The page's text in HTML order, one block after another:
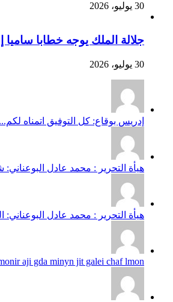
30 يوليو، 2026
جلالة الملك يوجه خطابا
30 يوليو، 2026
إدريس بوقاع: كل التوفيق اتمناه لكم...
هيأة التحرير : محمد عادل البوعناني:
هيأة التحرير : محمد عادل
aji gda minyn jit galei chaf lmon...